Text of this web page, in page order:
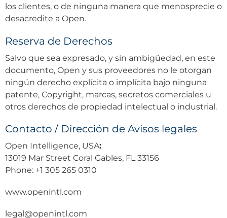
los clientes, o de ninguna manera que menosprecie o
desacredite a Open.
Reserva de Derechos
Salvo que sea expresado, y sin ambigüedad, en este
documento, Open y sus proveedores no le otorgan
ningún derecho explícita o implícita bajo ninguna
patente, Copyright, marcas, secretos comerciales u
otros derechos de propiedad intelectual o industrial.
Contacto / Dirección de Avisos legales
Open Intelligence, USA:
13019 Mar Street Coral Gables, FL 33156
Phone: +1 305 265 0310
www.openintl.com
legal@openintl.com